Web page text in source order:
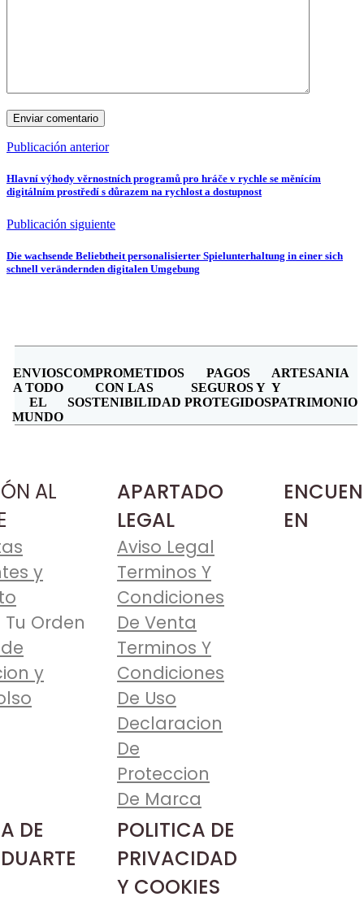
Publicación anterior
Hlavní výhody věrnostních programů pro hráče v rychle se měnícím
digitálním prostředí s důrazem na rychlost a dostupnost
Publicación siguiente
Die wachsende Beliebtheit personalisierter Spielunterhaltung in einer sich
schnell verändernden digitalen Umgebung
ENVIOS
A TODO
EL
MUNDO
COMPROMETIDOS
CON LAS
SOSTENIBILIDAD
PAGOS
SEGUROS Y
PROTEGIDOS
ARTESANIA
Y
PATRIMONIO
AL
y
Orden
y
APARTADO
LEGAL
Aviso Legal
Terminos Y
Condiciones
De Venta
Terminos Y
Condiciones
De Uso
Declaracion
De
Proteccion
De Marca
EN
DE
POLITICA DE
PRIVACIDAD
Y COOKIES